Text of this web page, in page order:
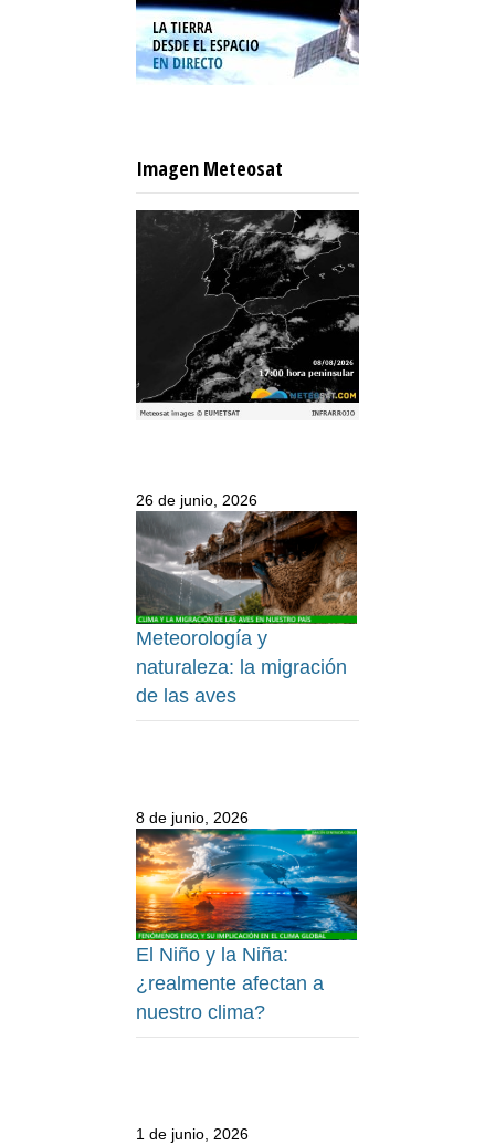
Imagen Meteosat
26 de junio, 2026
Meteorología y
naturaleza: la migración
de las aves
8 de junio, 2026
El Niño y la Niña:
¿realmente afectan a
nuestro clima?
1 de junio, 2026